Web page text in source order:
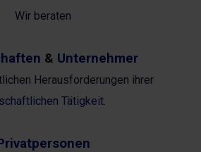
Wir beraten
& Unternehmer
Herausforderungen ihrer
Tätigkeit.